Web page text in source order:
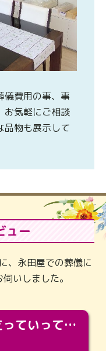
儀費用の事、事
お気軽にご相談
品物も展示して
ュー
、永田屋での葬儀に
いしました。
「カッコよくなって旅立っていってくれました（笑）もっとカッコいいって言ってあげればよかったな」